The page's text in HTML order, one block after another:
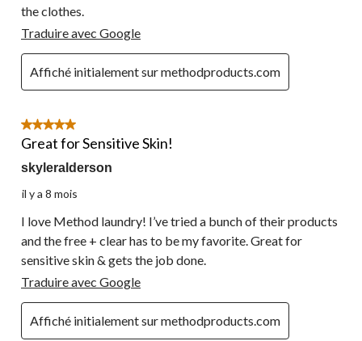
the clothes.
Traduire avec Google
Affiché initialement sur methodproducts.com
5 étoile(s) sur 5.
Great for Sensitive Skin!
skyleralderson
il y a 8 mois
I love Method laundry! I’ve tried a bunch of their products
and the free + clear has to be my favorite. Great for
sensitive skin & gets the job done.
Traduire avec Google
Affiché initialement sur methodproducts.com